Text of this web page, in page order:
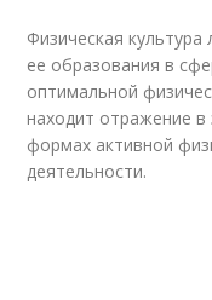
Физическая культура
ее образования в
оптимальной
находит отражение
формах активной
деятельности.